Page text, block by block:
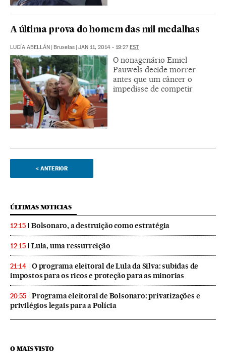
A última prova do homem das mil medalhas
LUCÍA ABELLÁN | Bruxelas | JAN 11, 2014 - 19:27EST
O nonagenário Emiel
Pauwels decide morrer
antes que um câncer o
impedisse de competir
< ANTERIOR
ÚLTIMAS NOTICIAS
12:15 Bolsonaro, a destruição como estratégia
12:15 Lula, uma ressurreição
21:14
O programa eleitoral de Lula da Silva: subidas de
impostos para os ricos e proteção para as minorias
20:55
Programa eleitoral de Bolsonaro: privatizações e
privilégios legais para a Polícia
O MAIS VISTO